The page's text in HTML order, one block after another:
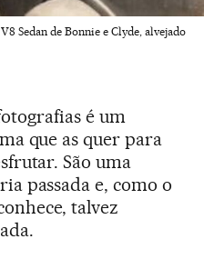
Sedan de Bonnie e Clyde, alvejado
é um
que as quer para
São uma
passada e, como o
talvez